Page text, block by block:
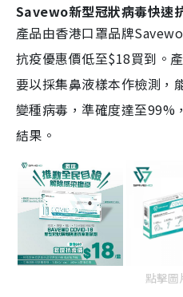
Savewo新型冠狀病毒快速
產品由香港口罩品牌
抗疫優惠價低至$18買到。
要以採集鼻液樣本作檢測
變種病毒，準確度達至99%
結果。
點擊圖